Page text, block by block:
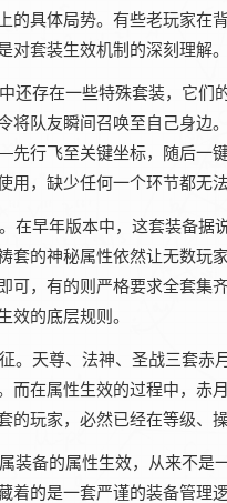
的具体局势。有些老玩家在
对套装生效机制的深刻理解
还存在一些特殊套装，它
将队友瞬间召唤至自己身
行飞至关键坐标，随后一
用，缺少任何一个环节都无
在早年版本中，这套装备
套的神秘属性依然让无数
可，有的则严格要求全套集
效的底层规则。
。天尊、法神、圣战三套
而在属性生效的过程中，
的玩家，必然已经在等级、
装备的属性生效，从来不
着的是一套严谨的装备管理